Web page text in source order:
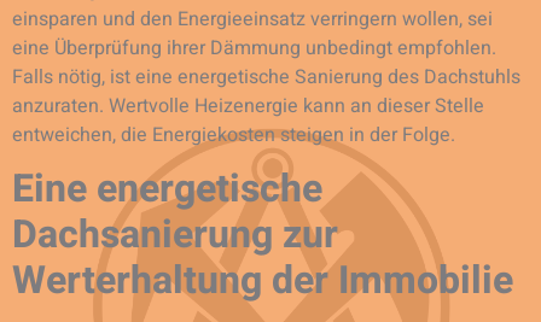
einsparen und den Energieeinsatz verringern wollen, sei
eine Überprüfung ihrer Dämmung unbedingt empfohlen.
Falls nötig, ist eine energetische Sanierung des Dachstuhls
anzuraten. Wertvolle Heizenergie kann an dieser Stelle
entweichen, die Energiekosten steigen in der Folge.
Eine energetische
Dachsanierung zur
Werterhaltung der Immobilie